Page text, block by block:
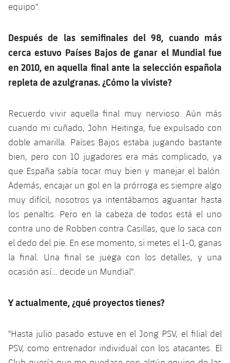
equipo".
Después de las semifinales del 98, cuando más
cerca estuvo Países Bajos de ganar el Mundial fue
en 2010, en aquella final ante la selección española
repleta de azulgranas. ¿Cómo la viviste?
Recuerdo vivir aquella final muy nervioso. Aún más
cuando mi cuñado, John Heitinga, fue expulsado con
doble amarilla. Países Bajos estaba jugando bastante
bien, pero con 10 jugadores era más complicado, ya
que España sabía tocar muy bien y manejar el balón.
Además, encajar un gol en la prórroga es siempre algo
muy difícil, nosotros ya intentábamos aguantar hasta
los penaltis. Pero en la cabeza de todos está el uno
contra uno de Robben contra Casillas, que lo saca con
el dedo del pie. En ese momento, si metes el 1-0, ganas
la final. Una final se juega con los detalles, y una
ocasión así... decide un Mundial".
Y actualmente, ¿qué proyectos tienes?
"Hasta julio pasado estuve en el Jong PSV, el filial del
PSV, como entrenador individual con los atacantes. El